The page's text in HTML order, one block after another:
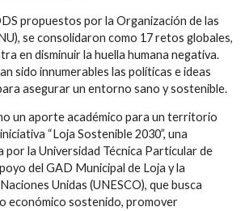
propuestos por la Organización de las
se consolidaron como 17 retos globales,
en disminuir la huella humana negativa.
sido innumerables las políticas e ideas
asegurar un entorno sano y sostenible.
un aporte académico para un territorio
“Loja Sostenible 2030”, una
por la Universidad Técnica Particular de
del GAD Municipal de Loja y la
Unidas (UNESCO), que busca
económico sostenido, promover